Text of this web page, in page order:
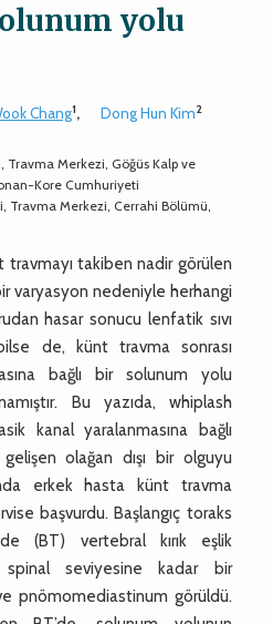
yolu
Chang1, Dong Hun Kim2
Travma Merkezi, Göğüs Kalp ve
Kore Cumhuriyeti
Travma Merkezi, Cerrahi Bölümü,
travmayı takiben nadir görülen
varyasyon nedeniyle herhangi
hasar sonucu lenfatik sıvı
de, künt travma sonrası
bağlı bir solunum yolu
Bu yazıda, whiplash
kanal yaralanmasına bağlı
gelişen olağan dışı bir olguyu
erkek hasta künt travma
başvurdu. Başlangıç toraks
(BT) vertebral kırık eşlik
seviyesine kadar bir
pnömomediastinum görüldü.